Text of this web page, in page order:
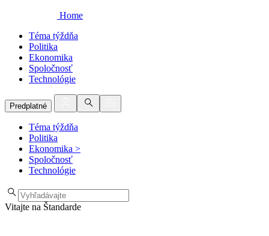
Home
Téma týždňa
Politika
Ekonomika
Spoločnosť
Technológie
Predplatné
Téma týždňa
Politika
Ekonomika >
Spoločnosť
Technológie
Vitajte na Štandarde